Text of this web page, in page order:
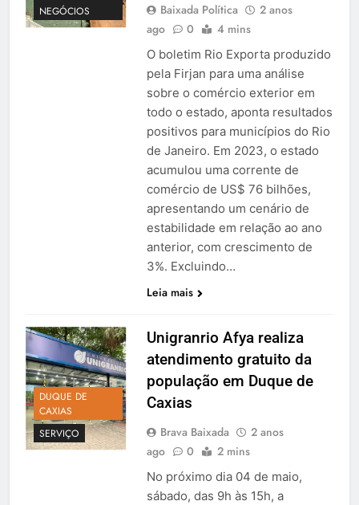
NEGÓCIOS
Baixada Política
2 anos
ago
0 4 mins
O boletim Rio Exporta produzido
pela Firjan para uma análise
sobre o comércio exterior em
todo o estado, aponta resultados
positivos para municípios do Rio
de Janeiro. Em 2023, o estado
acumulou uma corrente de
comércio de US$ 76 bilhões,
apresentando um cenário de
estabilidade em relação ao ano
anterior, com crescimento de
3%. Excluindo…
Leia mais
DUQUE DE
CAXIAS
SERVIÇO
Unigranrio Afya realiza
atendimento gratuito da
população em Duque de
Caxias
Brava Baixada
2 anos
ago
0 2 mins
No próximo dia 04 de maio,
sábado, das 9h às 15h, a